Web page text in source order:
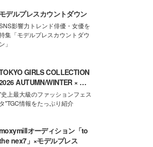
モデルプレスカウントダウン
影響力トレンド俳優・女優を
集「モデルプレスカウントダウ
ン」
GIRLS COLLECTION
AUTUMN/WINTER × モ
ルプレス
上最大級のファッションフェス
タ"TGC情報をたっぷり紹介
オーディション「to
nex7」×モデルプレス